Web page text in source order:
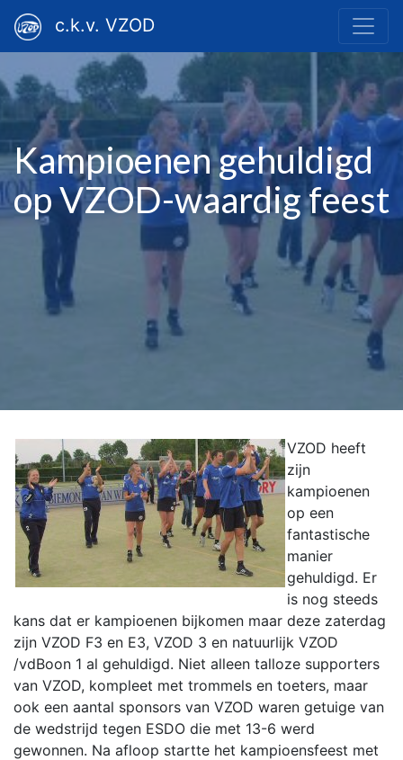
c.k.v. VZOD
Kampioenen gehuldigd
op VZOD-waardig feest
VZOD heeft
zijn
kampioenen
op een
fantastische
manier
gehuldigd. Er
is nog steeds
kans dat er kampioenen bijkomen maar deze zaterdag
zijn VZOD F3 en E3, VZOD 3 en natuurlijk VZOD
/vdBoon 1 al gehuldigd. Niet alleen talloze supporters
van VZOD, kompleet met trommels en toeters, maar
ook een aantal sponsors van VZOD waren getuige van
de wedstrijd tegen ESDO die met 13-6 werd
gewonnen. Na afloop startte het kampioensfeest met